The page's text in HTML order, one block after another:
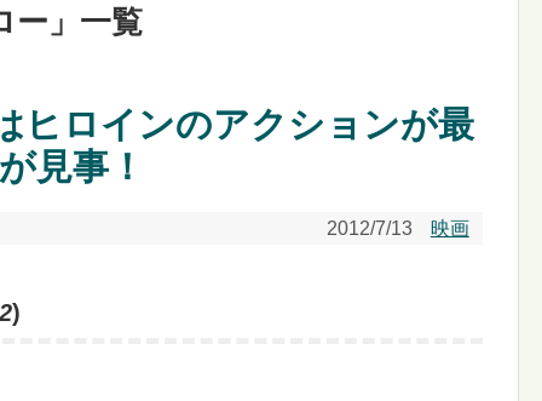
ー 」 一覧
ヒロインのアクションが最
見事！
2012/7/13 映画
)